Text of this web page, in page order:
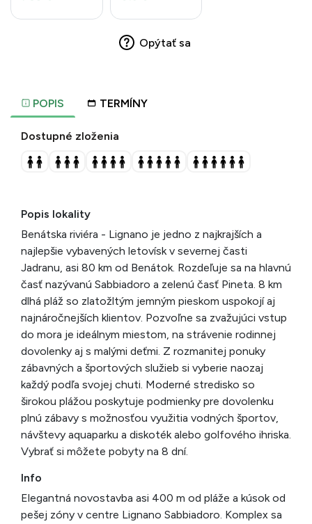
POPIS TERMÍNY
Dostupné zloženia
Popis lokality
Benátska riviéra - Lignano je jedno z najkrajších a
najlepšie vybavených letovísk v severnej časti
Jadranu, asi 80 km od Benátok. Rozdeľuje sa na hlavnú
časť nazývanú Sabbiadoro a zelenú časť Pineta. 8 km
dlhá pláž so zlatožltým jemným pieskom uspokojí aj
najnáročnejších klientov. Pozvoľne sa zvažujúci vstup
do mora je ideálnym miestom, na strávenie rodinnej
dovolenky aj s malými deťmi. Z rozmanitej ponuky
zábavných a športových služieb si vyberie naozaj
každý podľa svojej chuti. Moderné stredisko so
širokou plážou poskytuje podmienky pre dovolenku
plnú zábavy s možnosťou využitia vodných športov,
návštevy aquaparku a diskoték alebo golfového ihriska.
Vybrať si môžete pobyty na 8 dní.
Info
Elegantná novostavba asi 400 m od pláže a kúsok od
pešej zóny v centre Lignano Sabbiadoro. Komplex sa
Opýtať sa